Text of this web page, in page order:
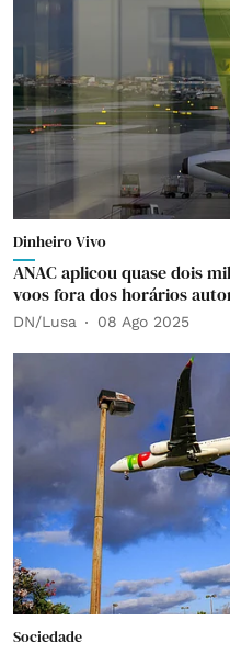
Dinheiro Vivo
ANAC aplicou quase dois
voos fora dos horários
DN/Lusa 08 Ago 2025
Sociedade